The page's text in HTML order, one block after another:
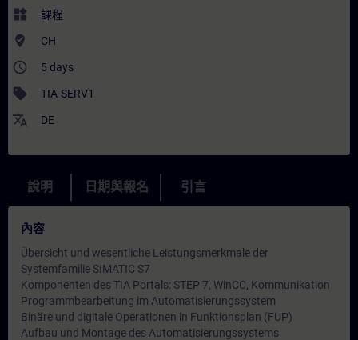
widgets 課程
where_to_vote CH
access_time 5 days
sell TIA-SERV1
translate DE
說明 日期與報名 引言
內容
Übersicht und wesentliche Leistungsmerkmale der
Systemfamilie SIMATIC S7
Komponenten des TIA Portals: STEP 7, WinCC, Kommunikation
Programmbearbeitung im Automatisierungssystem
Binäre und digitale Operationen in Funktionsplan (FUP)
Aufbau und Montage des Automatisierungssystems